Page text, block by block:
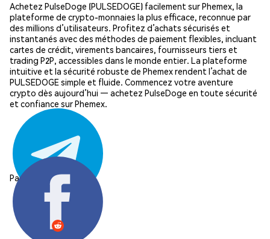
Achetez PulseDoge (PULSEDOGE) facilement sur Phemex, la
plateforme de crypto-monnaies la plus efficace, reconnue par
des millions d’utilisateurs. Profitez d’achats sécurisés et
instantanés avec des méthodes de paiement flexibles, incluant
cartes de crédit, virements bancaires, fournisseurs tiers et
trading P2P, accessibles dans le monde entier. La plateforme
intuitive et la sécurité robuste de Phemex rendent l’achat de
PULSEDOGE simple et fluide. Commencez votre aventure
crypto dès aujourd’hui — achetez PulseDoge en toute sécurité
et confiance sur Phemex.
Partager: